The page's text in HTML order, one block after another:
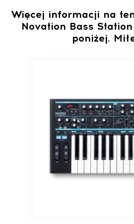
Więcej informacji na
Novation Bass
poniżej.